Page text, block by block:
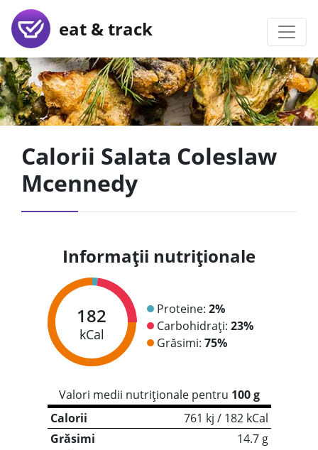
eat & track
Calorii Salata Coleslaw
Mcennedy
Informații nutriționale
182
kCal
Proteine: 2%
Carbohidrați: 23%
Grăsimi: 75%
Valori medii nutriționale pentru 100 g
Calorii
761 kj / 182 kCal
Grăsimi
14.7 g